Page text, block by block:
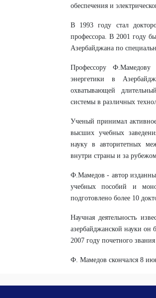
обеспечения и
В 1993 году стал
профессора. В 2001 году
Азербайджана по
Профессору
энергетики в
охватывающей
системы в различных
Ученый принимал
высших учебных
науку в авторитетных
внутри страны и за
Ф.Мамедов - автор
учебных пособий и
подготовлено более 10
Научная деятельность
азербайджанской науки он
2007 году почетного
Ф. Мамедов скончался 8